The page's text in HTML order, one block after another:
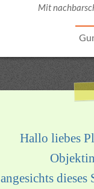
Mit
Hallo liebes
angesichts